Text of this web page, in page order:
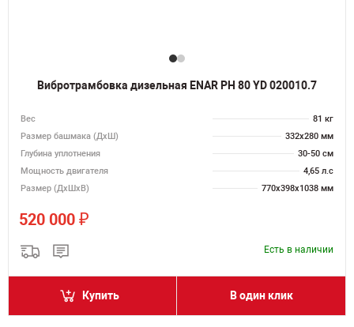
Вибротрамбовка дизельная ENAR PH 80 YD 020010.7
Вес
81 кг
Размер башмака (ДхШ)
332x280 мм
Глубина уплотнения
30-50 см
Мощность двигателя
4,65 л.с
Размер (ДхШхВ)
770х398х1038 мм
520 000 ₽
Есть в наличии
Купить В один клик